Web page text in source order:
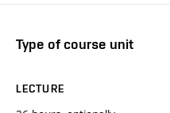
Type of course unit
LECTURE